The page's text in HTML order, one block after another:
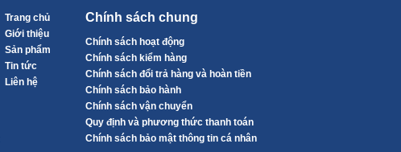
Trang chủ
Giới thiệu
Sản phẩm
Tin tức
Liên hệ
Chính sách chung
Chính sách hoạt động
Chính sách kiểm hàng
Chính sách đổi trả hàng và hoàn tiền
Chính sách bảo hành
Chính sách vận chuyển
Quy định và phương thức thanh toán
Chính sách bảo mật thông tin cá nhân